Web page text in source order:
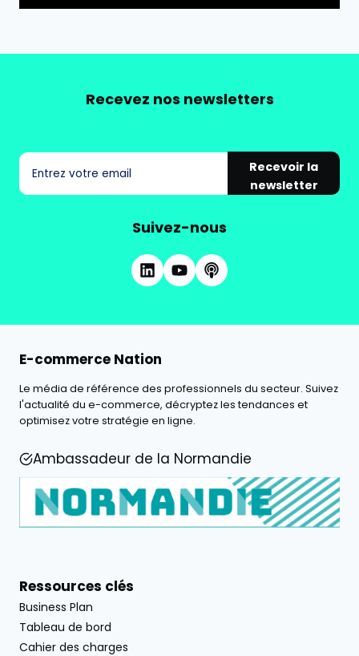
Recevez nos newsletters
Recevoir la
newsletter
Suivez-nous
E-commerce Nation
Le média de référence des professionnels du secteur. Suivez
l'actualité du e-commerce, décryptez les tendances et
optimisez votre stratégie en ligne.
Ambassadeur de la Normandie
Ressources clés
Business Plan
Tableau de bord
Cahier des charges